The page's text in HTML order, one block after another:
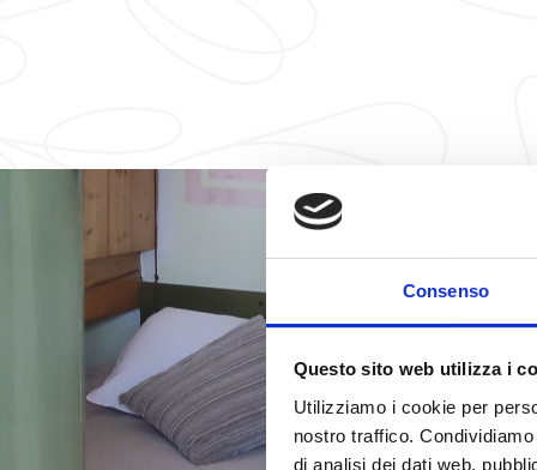
Consenso
Questo sito web utilizza i
Utilizziamo i cookie per
nostro traffico.
di analisi dei dati web,